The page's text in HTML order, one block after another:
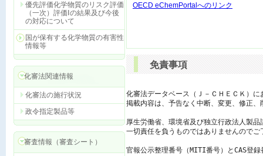
優先評価化学物質のリスク評価
（一次）評価Ⅰの結果及び今後
の対応について
国が保有する化学物質の有害性
情報等
化審法関連情報
化審法の施行状況
政令指定製品等
審査情報（審査シート）
OECD eChemPortalへのリンク
免責事項
化審法データベース（Ｊ－ＣＨＥＣＫ）
掲載内容は、予告なく中断、変更、修正
厚生労働省、環境省及び独立行政法人製
一切責任を負うものではありませんのでご
官報公示整理番号（MITI番号）とCAS登